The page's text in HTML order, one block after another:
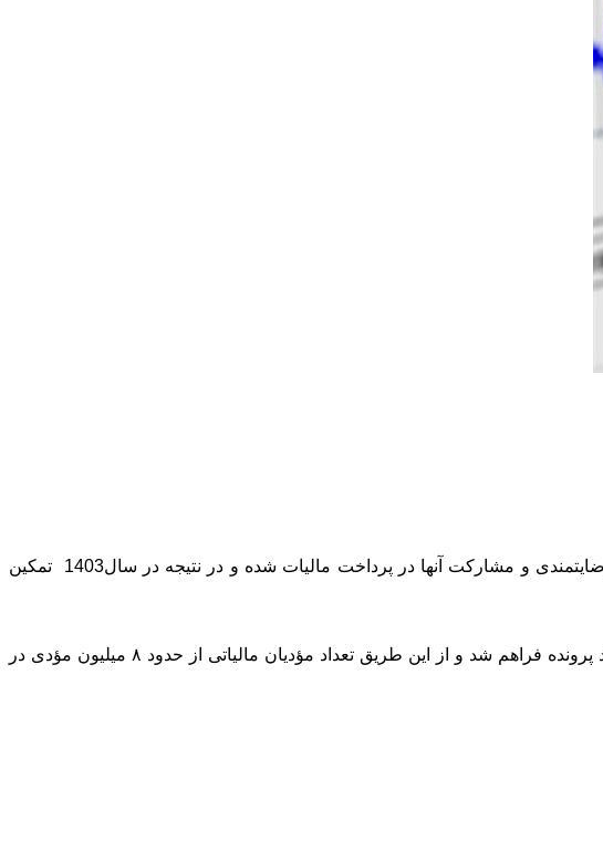
به گزارش شاخص ۳۶۰، فراهم کردن زمینه امکان انتخاب محل مصرف مالیات توسط مؤدیان مالیاتی منجر به افزایش رضایتمندی و مشارکت آنها در پرداخت مالیات شده و در نتیجه در سال1403 تمکین
با هوشمندسازی نظام مالیاتی در جهت جلوگیری از فرار مالیاتی امکان شناسایی و ثبت‌نام حدود ۴ میلیون مؤدی جدید فاقد پرونده فراهم شد و از این طریق تعداد مؤدیان مالیاتی از حدود ۸ میلیون مؤدی در